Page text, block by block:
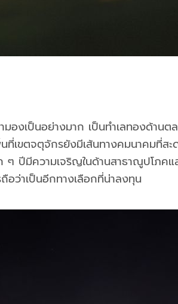
งเป็นอย่างมาก เป็นทำเลทองด้าน
ขตจตุจักรยังมีเส้นทางคมนาคมที่ส
ปีมีความเจริญในด้านสาธาณูปโภคแ
อว่าเป็นอีกทางเลือกที่น่าลงทุน